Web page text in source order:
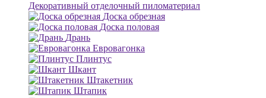
Декоративный отделочный пиломатериал
Доска обрезная
Доска половая
Дрань
Евровагонка
Плинтус
Шкант
Штакетник
Штапик